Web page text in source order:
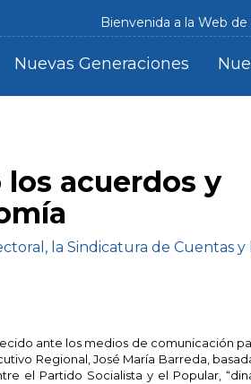
Bienvenida a la Web
Nuevas Generaciones
acuerdos y
la Sindicatura de Cuentas
ante los medios de comunicación
Regional, José María Barreda,
el Partido Socialista y el Popular,